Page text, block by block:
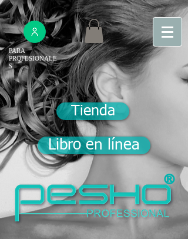
PARA
PROFESIONALE
S
Tienda
Libro en línea
®